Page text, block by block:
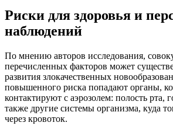
Риски для здоровья и
наблюдений
По мнению авторов исследования,
перечисленных факторов может
развития злокачественных
повышенного риска попадают органы,
контактируют с аэрозолем: полость рта,
также другие системы организма, куда
через кровоток.